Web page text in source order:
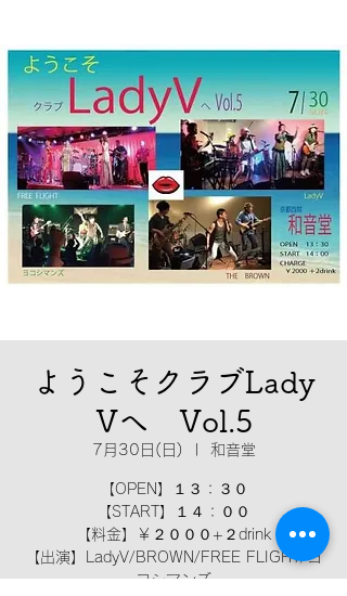
ようこそクラブLady
Vへ Vol.5
7月30日(日) 和音堂
【OPEN】１３：３０
【START】１４：００
【料金】￥２０００+２drink
【出演】LadyV/BROWN/FREE FLIGHT/ヨ
コシマンズ